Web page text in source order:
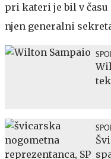
pri kateri je bil v
njen generalni